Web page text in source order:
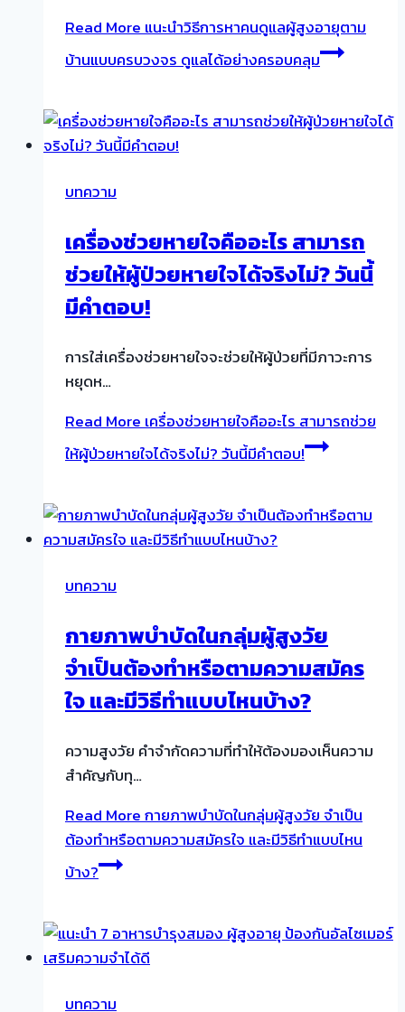
Read More แนะนำวิธีการหาคนดูแลผู้สูงอายุตาม
บ้านแบบครบวงจร ดูแลได้อย่างครอบคลุม
บทความ
เครื่องช่วยหายใจคืออะไร สามารถ
ช่วยให้ผู้ป่วยหายใจได้จริงไม่? วันนี้
มีคำตอบ!
การใส่เครื่องช่วยหายใจจะช่วยให้ผู้ป่วยที่มีภาวะการ
หยุดห…
Read More เครื่องช่วยหายใจคืออะไร สามารถช่วย
ให้ผู้ป่วยหายใจได้จริงไม่? วันนี้มีคำตอบ!
บทความ
กายภาพบำบัดในกลุ่มผู้สูงวัย
จำเป็นต้องทำหรือตามความสมัคร
ใจ และมีวิธีทำแบบไหนบ้าง?
ความสูงวัย คำจำกัดความที่ทำให้ต้องมองเห็นความ
สำคัญกับทุ…
Read Moreกายภาพบำบัดในกลุ่มผู้สูงวัย จำเป็น
ต้องทำหรือตามความสมัครใจ และมีวิธีทำแบบไหน
บ้าง?
บทความ